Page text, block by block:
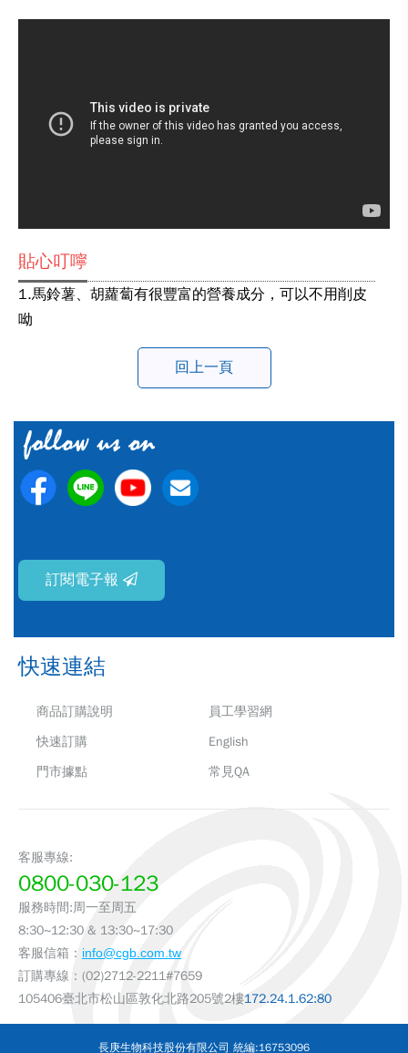
貼心叮嚀
1.馬鈴薯、胡蘿蔔有很豐富的營養成分，可以不用削皮
呦
回上一頁
訂閱電子報
快速連結
商品訂購說明
快速訂購
門市據點
員工學習網
English
常見QA
客服專線:
0800-030-123
服務時間:周一至周五
8:30~12:30 & 13:30~17:30
客服信箱： info@cgb.com.tw
訂購專線：(02)2712-2211#7659
105406臺北市松山區敦化北路205號2樓172.24.1.62:80
長庚生物科技股份有限公司 統編:16753096